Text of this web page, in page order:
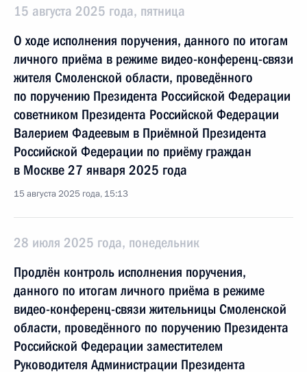
15 августа 2025 года, пятница
О ходе исполнения поручения, данного по итогам
личного приёма в режиме видео-конференц-связи
жителя Смоленской области, проведённого
по поручению Президента Российской Федерации
советником Президента Российской Федерации
Валерием Фадеевым в Приёмной Президента
Российской Федерации по приёму граждан
в Москве 27 января 2025 года
15 августа 2025 года, 15:13
28 июля 2025 года, понедельник
Продлён контроль исполнения поручения,
данного по итогам личного приёма в режиме
видео-конференц-связи жительницы Смоленской
области, проведённого по поручению Президента
Российской Федерации заместителем
Руководителя Администрации Президента